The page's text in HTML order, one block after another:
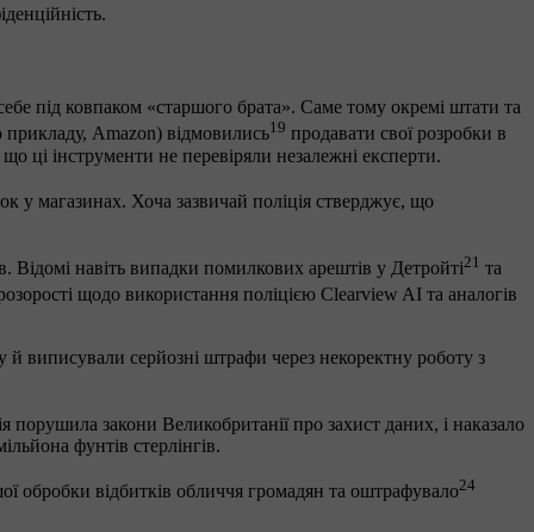
під ковпаком «старшого брата». Саме тому окремі штати та
прикладу, Amazon) відмовились19 продавати свої розробки в
інструменти не перевіряли незалежні експерти.
у магазинах. Хоча зазвичай поліція стверджує, що
Відомі навіть випадки помилкових арештів у Детройті21 та
щодо використання поліцією Clearview AI та аналогів
виписували серйозні штрафи через некоректну роботу з
порушила закони Великобританії про захист даних, і наказало
фунтів стерлінгів.
обробки відбитків обличчя громадян та оштрафувало24